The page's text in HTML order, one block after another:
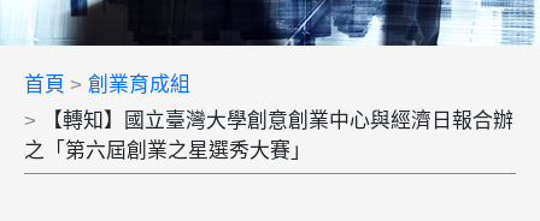
首頁
創業育成組
【轉知】國立臺灣大學創意創業中心與經濟日報合辦
之「第六屆創業之星選秀大賽」